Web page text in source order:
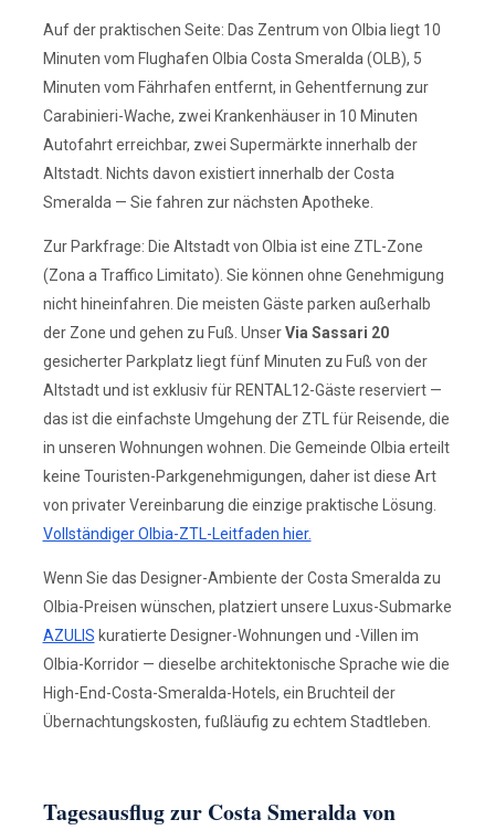
Auf der praktischen Seite: Das Zentrum von Olbia liegt 10
Minuten vom Flughafen Olbia Costa Smeralda (OLB), 5
Minuten vom Fährhafen entfernt, in Gehentfernung zur
Carabinieri-Wache, zwei Krankenhäuser in 10 Minuten
Autofahrt erreichbar, zwei Supermärkte innerhalb der
Altstadt. Nichts davon existiert innerhalb der Costa
Smeralda — Sie fahren zur nächsten Apotheke.
Zur Parkfrage: Die Altstadt von Olbia ist eine ZTL-Zone
(Zona a Traffico Limitato). Sie können ohne Genehmigung
nicht hineinfahren. Die meisten Gäste parken außerhalb
der Zone und gehen zu Fuß. UnserVia Sassari 20
gesicherter Parkplatz liegt fünf Minuten zu Fuß von der
Altstadt und ist exklusiv für RENTAL12-Gäste reserviert —
das ist die einfachste Umgehung der ZTL für Reisende, die
in unseren Wohnungen wohnen. Die Gemeinde Olbia erteilt
keine Touristen-Parkgenehmigungen, daher ist diese Art
von privater Vereinbarung die einzige praktische Lösung.
Vollständiger Olbia-ZTL-Leitfaden hier.
Wenn Sie das Designer-Ambiente der Costa Smeralda zu
Olbia-Preisen wünschen, platziert unsere Luxus-Submarke
AZULIS kuratierte Designer-Wohnungen und -Villen im
Olbia-Korridor — dieselbe architektonische Sprache wie die
High-End-Costa-Smeralda-Hotels, ein Bruchteil der
Übernachtungskosten, fußläufig zu echtem Stadtleben.
Tagesausflug zur Costa Smeralda von